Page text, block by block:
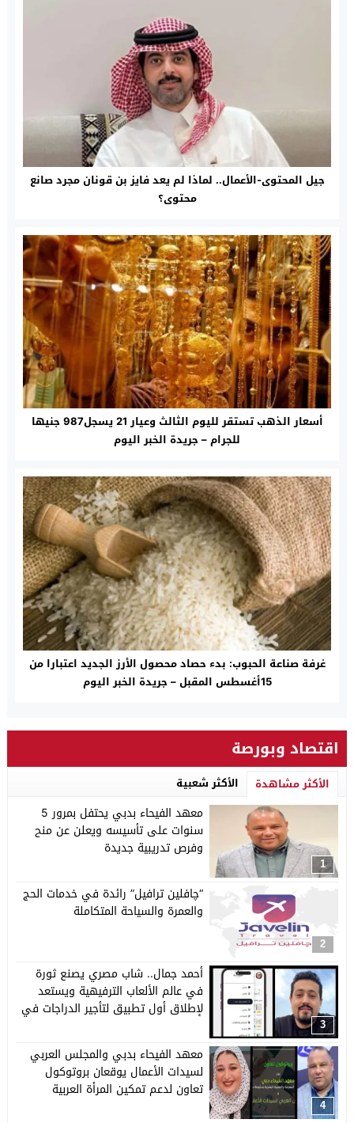
جيل المحتوى-الأعمال.. لماذا لم يعد فايز بن قونان مجرد صانع
محتوى؟
أسعار الذهب تستقر لليوم الثالث وعيار 21 يسجل987 جنيها
للجرام – جريدة الخبر اليوم
غرفة صناعة الحبوب: بدء حصاد محصول الأرز الجديد اعتبارا من
15أغسطس المقبل – جريدة الخبر اليوم
اقتصاد وبورصة
الأكثر مشاهدة الأكثر شعبية
1
معهد الفيحاء بدبي يحتفل بمرور 5
سنوات على تأسيسه ويعلن عن منح
وفرص تدريبية جديدة
2
“چافلين ترافيل” رائدة في خدمات الحج
والعمرة والسياحة المتكاملة
3
أحمد جمال.. شاب مصري يصنع ثورة
في عالم الألعاب الترفيهية ويستعد
لإطلاق أول تطبيق لتأجير الدراجات في
4
معهد الفيحاء بدبي والمجلس العربي
لسيدات الأعمال يوقعان بروتوكول
تعاون لدعم تمكين المرأة العربية